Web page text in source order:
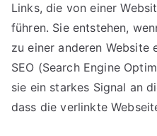
Links, die von einer
führen. Sie entstehen,
zu einer anderen Website
SEO (Search Engine
sie ein starkes Signal an
dass die verlinkte